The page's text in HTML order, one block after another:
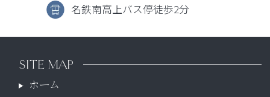
名鉄南高上バス停徒歩2分
SITE MAP
ホーム